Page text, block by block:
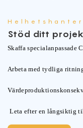
Stöd ditt
Skaffa specialanpassade
Arbeta med tydliga
Leta efter en långsiktig